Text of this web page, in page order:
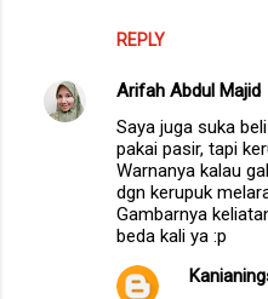
REPLY
Arifah Abdul Majid
Saya juga suka
pakai pasir, tapi
Warnanya kalau
dgn kerupuk
Gambarnya
beda kali ya :p